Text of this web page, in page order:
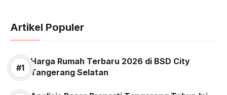
Artikel Populer
Harga Rumah Terbaru 2026 di BSD City
Tangerang Selatan